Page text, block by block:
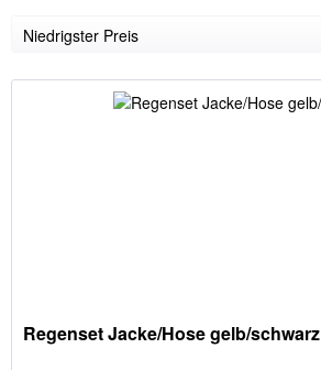
Regenset Jacke/Hose gelb/schwarz